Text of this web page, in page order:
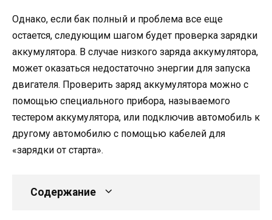
Однако, если бак полный и проблема все еще
остается, следующим шагом будет проверка зарядки
аккумулятора. В случае низкого заряда аккумулятора,
может оказаться недостаточно энергии для запуска
двигателя. Проверить заряд аккумулятора можно с
помощью специального прибора, называемого
тестером аккумулятора, или подключив автомобиль к
другому автомобилю с помощью кабелей для
«зарядки от старта».
Содержание